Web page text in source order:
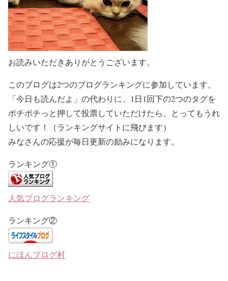
お読みいただきありがとうございます。
このブログは2つのブログランキングに参加しています。
「今日も読んだよ」の代わりに、1日1回下の2つのタグを
ポチポチっと押して投票していただけたら、とってもうれ
しいです！（ランキングサイトに飛びます）
みなさんの応援が毎日更新の励みになります。
ランキング①
人気ブログランキング
ランキング②
にほんブログ村